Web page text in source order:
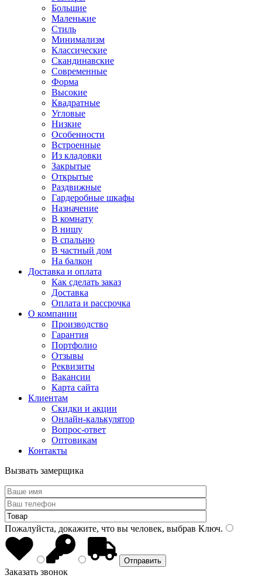
Большие
Маленькие
Стиль
Минимализм
Классические
Скандинавские
Современные
Форма
Высокие
Квадратные
Угловые
Низкие
Особенности
Встроенные
Из кладовки
Закрытые
Открытые
Раздвижные
Гардеробные шкафы
Назначение
В комнату
В нишу
В спальню
В частный дом
На балкон
Доставка и оплата
Как сделать заказ
Доставка
Оплата и рассрочка
О компании
Производство
Гарантия
Портфолио
Отзывы
Реквизиты
Вакансии
Карта сайта
Клиентам
Скидки и акции
Онлайн-калькулятор
Вопрос-ответ
Оптовикам
Контакты
Вызвать замерщика
Пожалуйста, докажите, что вы человек, выбрав Ключ.
Заказать звонок